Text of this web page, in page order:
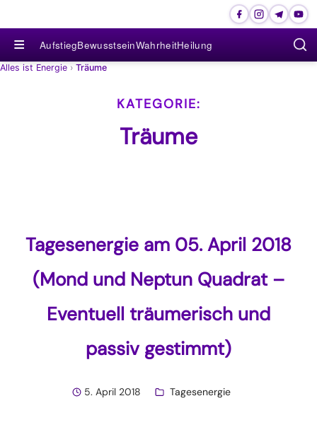
≡ AufstiegBewusstseinWahrheitHeilung
Alles ist Energie › Träume
Träume
Tagesenergie am 05. April 2018
(Mond und Neptun Quadrat –
Eventuell träumerisch und
passiv gestimmt)
5. April 2018 Tagesenergie